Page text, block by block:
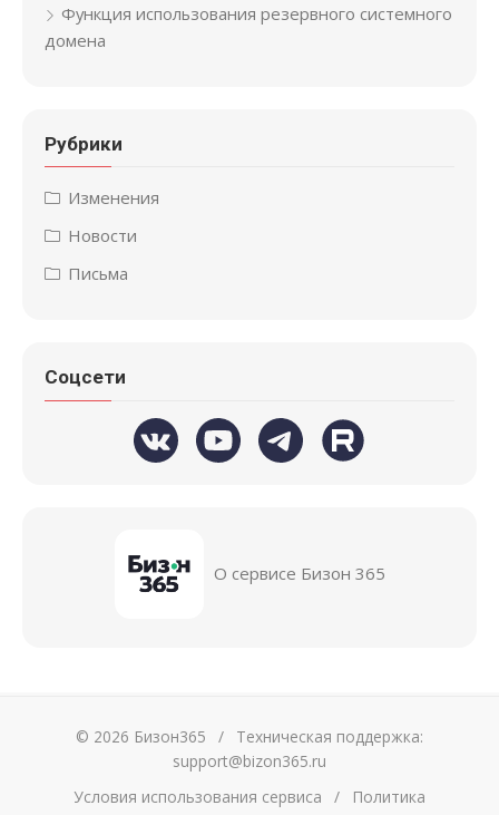
Функция использования резервного системного
домена
Рубрики
Изменения
Новости
Письма
Соцсети
О сервисе Бизон 365
© 2026 Бизон365 /
Техническая поддержка:
support@bizon365.ru
Условия использования сервиса
/
Политика